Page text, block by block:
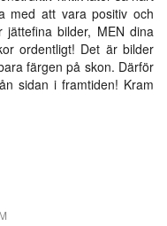
med att vara positiv och
bilder, MEN dina
ordentligt! Det är bilder
färgen på skon. Därför
sidan i framtiden! Kram